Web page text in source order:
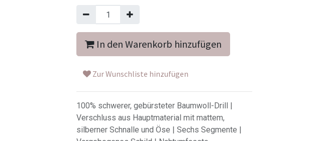
In den Warenkorb hinzufügen
Zur Wunschliste hinzufügen
100% schwerer, gebürsteter Baumwoll-Drill |
Verschluss aus Hauptmaterial mit mattem,
silberner Schnalle und Öse | Sechs Segmente |